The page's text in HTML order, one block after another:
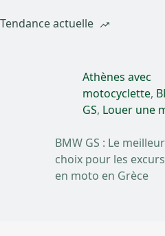
Tendance actuelle
Athènes avec
motocyclette,
GS, Louer une
BMW GS : Le meilleur
choix pour les
en moto en Grèce